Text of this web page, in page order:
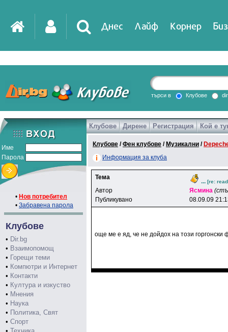
Днес Лайф Корнер
DirTV Impressio
Games
търси в Клубове
Име
Парола
• Нов потребител
• Забравена парола
Клубове
• Dir.bg
• Взаимопомощ
• Горещи теми
• Компютри и Интернет
• Контакти
• Култура и изкуство
• Мнения
• Наука
• Политика, Свят
• Спорт
Клубове Дирене Регистрация Кой е
Клубове /Фен клубове / Музикални /
Информация за клуба
Тема
... [re:
Автор Яcминa
Публикувано
08.09.09
още ме е яд, че не дойдох на този горгонски